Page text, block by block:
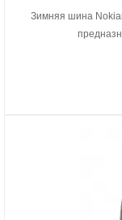
Зимняя шина